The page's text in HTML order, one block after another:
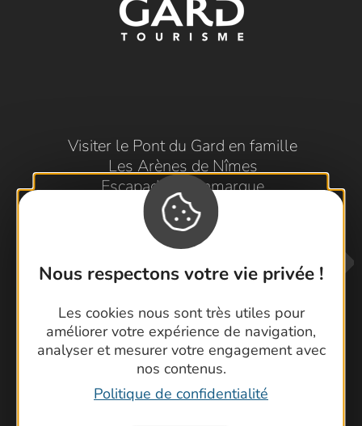
Nous respectons votre vie privée !
Les cookies nous sont très utiles pour
améliorer votre expérience de navigation,
analyser et mesurer votre engagement avec
nos contenus.
Politique de confidentialité
Visiter le Pont du Gard en famille
Les Arènes de Nîmes
Escapade en Camargue
Randonnée en Cévennes
Contactez-nous !
Foire aux questions